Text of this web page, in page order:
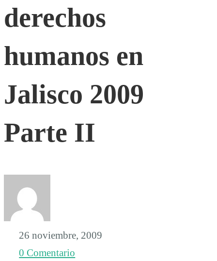
Informe
sobre
la
situación
de
los
derechos
humanos
derechos
humanos en
Jalisco 2009
Parte II
26 noviembre, 2009
0 Comentario